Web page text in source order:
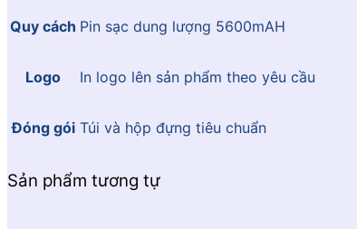
Quy cách Pin sạc dung lượng 5600mAH
Logo In logo lên sản phẩm theo yêu cầu
Đóng gói Túi và hộp đựng tiêu chuẩn
Sản phẩm tương tự